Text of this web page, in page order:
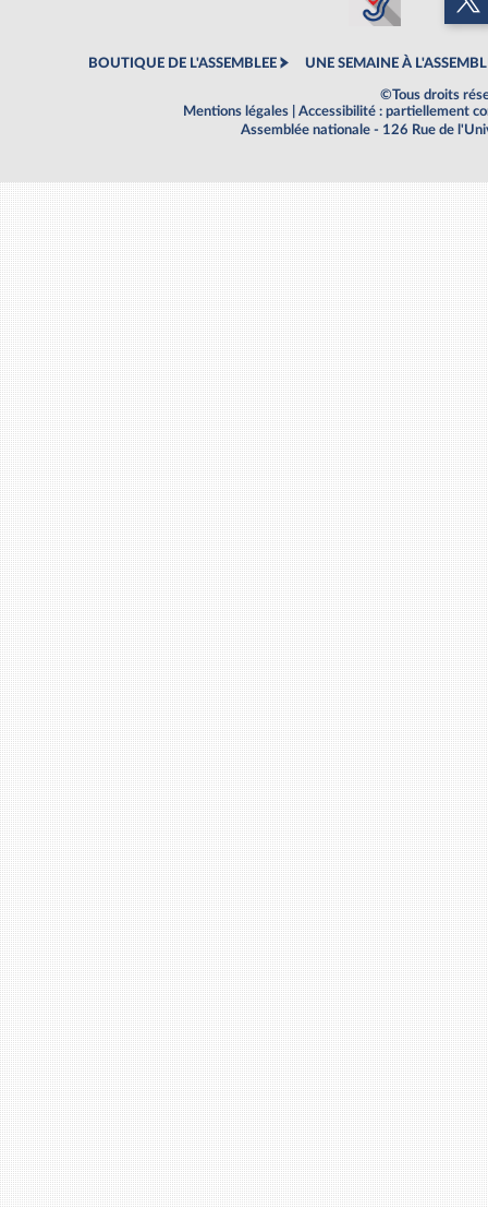
BOUTIQUE DE L'ASSEMBLEE UNE SEMAINE À
©Tous droits
Mentions légales
Accessibilité : partiellement
Assemblée nationale - 126 Rue de